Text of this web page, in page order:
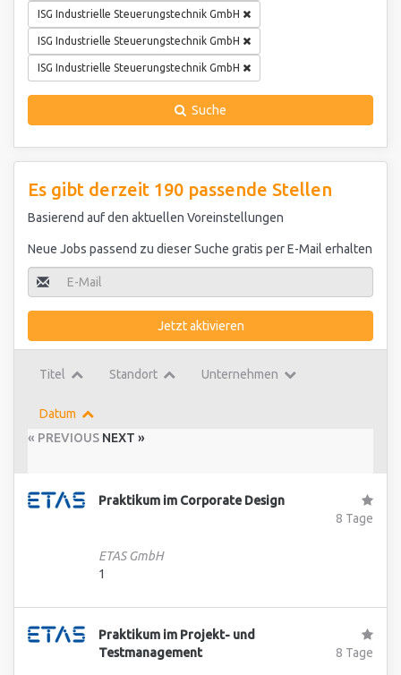
ISG Industrielle Steuerungstechnik GmbH
ISG Industrielle Steuerungstechnik GmbH
ISG Industrielle Steuerungstechnik GmbH
Suche
Es gibt derzeit 190 passende Stellen
Basierend auf den aktuellen Voreinstellungen
Neue Jobs passend zu dieser Suche gratis per E-Mail erhalten
Jetzt aktivieren
Titel Standort Unternehmen
Datum
« PREVIOUS NEXT »
Praktikum im Corporate Design
ETAS GmbH
1
8 Tage
Praktikum im Projekt- und
Testmanagement
8 Tage